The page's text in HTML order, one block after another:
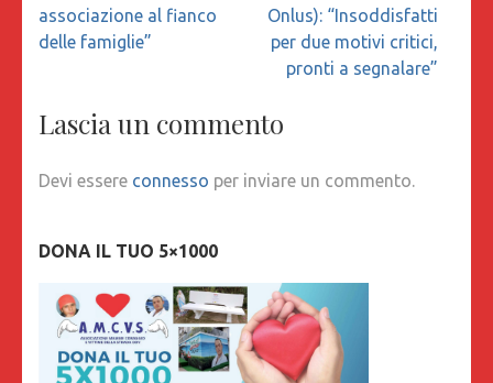
associazione al fianco
delle famiglie”
Onlus): “Insoddisfatti
per due motivi critici,
pronti a segnalare”
Lascia un commento
Devi essere connesso per inviare un commento.
DONA IL TUO 5×1000